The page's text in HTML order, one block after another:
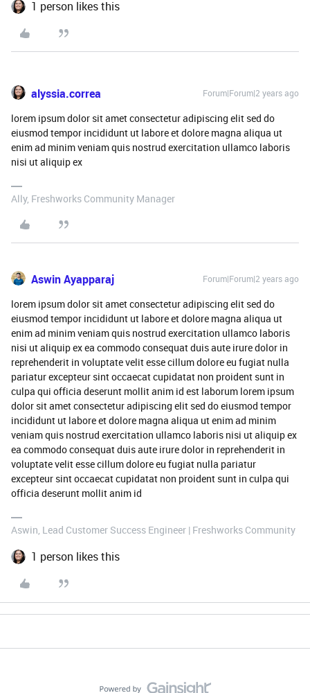
1 person likes this
alyssia.correa Forum|Forum|2 years ago
lorem ipsum dolor sit amet consectetur adipiscing elit sed do
eiusmod tempor incididunt ut labore et dolore magna aliqua ut
enim ad minim veniam quis nostrud exercitation ullamco laboris
nisi ut aliquip ex
Ally, Freshworks Community Manager
Aswin Ayapparaj Forum|Forum|2 years ago
lorem ipsum dolor sit amet consectetur adipiscing elit sed do
eiusmod tempor incididunt ut labore et dolore magna aliqua ut
enim ad minim veniam quis nostrud exercitation ullamco laboris
nisi ut aliquip ex ea commodo consequat duis aute irure dolor in
reprehenderit in voluptate velit esse cillum dolore eu fugiat nulla
pariatur excepteur sint occaecat cupidatat non proident sunt in
culpa qui officia deserunt mollit anim id est laborum lorem ipsum
dolor sit amet consectetur adipiscing elit sed do eiusmod tempor
incididunt ut labore et dolore magna aliqua ut enim ad minim
veniam quis nostrud exercitation ullamco laboris nisi ut aliquip ex
ea commodo consequat duis aute irure dolor in reprehenderit in
voluptate velit esse cillum dolore eu fugiat nulla pariatur
excepteur sint occaecat cupidatat non proident sunt in culpa qui
officia deserunt mollit anim id
Aswin, Lead Customer Success Engineer | Freshworks Community
1 person likes this